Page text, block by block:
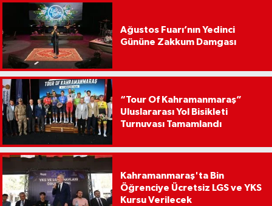
Ağustos Fuarı’nın Yedinci
Gününe Zakkum Damgası
“Tour Of Kahramanmaraş”
Uluslararası Yol Bisikleti
Turnuvası Tamamlandı
Kahramanmaraş'ta Bin
Öğrenciye Ücretsiz LGS ve YKS
Kursu Verilecek